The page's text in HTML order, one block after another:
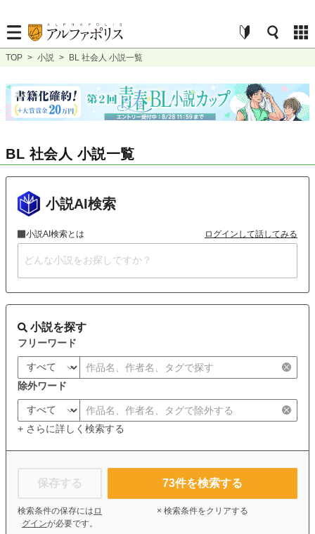
TOP > 小説 > BL 社会人 小説一覧
BL 社会人 小説一覧
小説AI検索
小説AI検索とは ログインして話してみる
小説を探す
フリーワード
除外ワード
+ さらに詳しく検索する
保存する
検索条件の保存には ロ
グインが必要です。
73件を検索する
× 検索条件をクリアする